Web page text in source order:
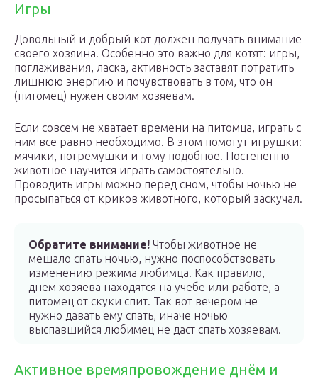
Игры
Довольный и добрый кот должен получать внимание
своего хозяина. Особенно это важно для котят: игры,
поглаживания, ласка, активность заставят потратить
лишнюю энергию и почувствовать в том, что он
(питомец) нужен своим хозяевам.
Если совсем не хватает времени на питомца, играть с
ним все равно необходимо. В этом помогут игрушки:
мячики, погремушки и тому подобное. Постепенно
животное научится играть самостоятельно.
Проводить игры можно перед сном, чтобы ночью не
просыпаться от криков животного, который заскучал.
Обратите внимание! Чтобы животное не
мешало спать ночью, нужно поспособствовать
изменению режима любимца. Как правило,
днем хозяева находятся на учебе или работе, а
питомец от скуки спит. Так вот вечером не
нужно давать ему спать, иначе ночью
выспавшийся любимец не даст спать хозяевам.
Активное времяпровождение днём и